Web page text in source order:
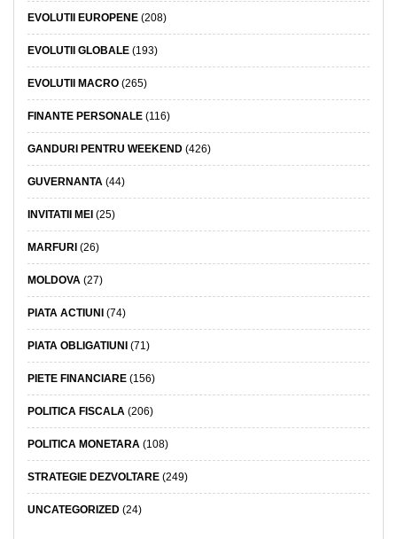
EVOLUTII EUROPENE (208)
EVOLUTII GLOBALE (193)
EVOLUTII MACRO (265)
FINANTE PERSONALE (116)
GANDURI PENTRU WEEKEND (426)
GUVERNANTA (44)
INVITATII MEI (25)
MARFURI (26)
MOLDOVA (27)
PIATA ACTIUNI (74)
PIATA OBLIGATIUNI (71)
PIETE FINANCIARE (156)
POLITICA FISCALA (206)
POLITICA MONETARA (108)
STRATEGIE DEZVOLTARE (249)
UNCATEGORIZED (24)